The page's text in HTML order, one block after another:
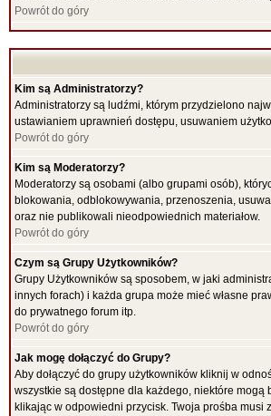
Powrót do góry
Kim są Administratorzy?
Administratorzy są ludźmi, którym przydzielono
ustawianiem uprawnień dostępu, usuwaniem
Powrót do góry
Kim są Moderatorzy?
Moderatorzy są osobami (albo grupami osób),
blokowania, odblokowywania, przenoszenia,
oraz nie publikowali nieodpowiednich materiałow.
Powrót do góry
Czym są Grupy Użytkowników?
Grupy Użytkowników są sposobem, w jaki
innych forach) i każda grupa może mieć własne
do prywatnego forum itp.
Powrót do góry
Jak mogę dołączyć do Grupy?
Aby dołączyć do grupy użytkowników kliknij w
wszystkie są dostępne dla każdego, niektóre mogą
klikając w odpowiedni przycisk. Twoja prośba